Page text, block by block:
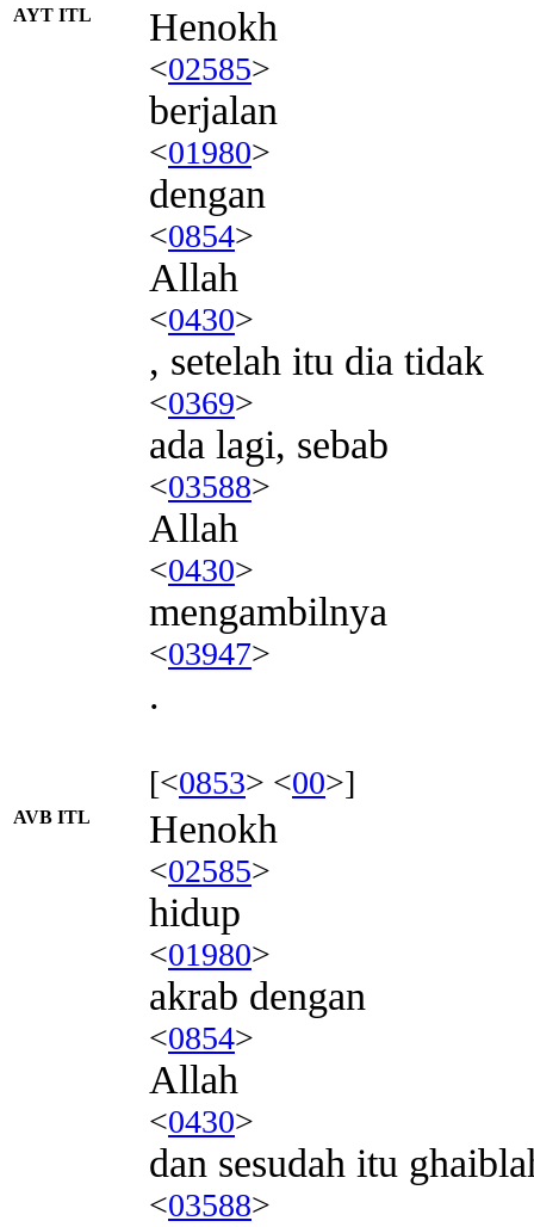
AYT ITL Henokh
<02585>
berjalan
<01980>
dengan
<0854>
Allah
<0430>
, setelah itu dia tidak
<0369>
ada lagi, sebab
<03588>
Allah
<0430>
mengambilnya
<03947>
.
[<0853> <00>]
AVB ITL Henokh
<02585>
hidup
<01980>
akrab dengan
<0854>
Allah
<0430>
dan sesudah itu
<03588>